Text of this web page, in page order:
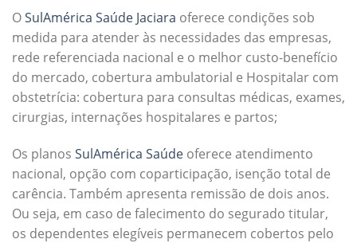
OSulAmérica Saúde Jaciara oferece condições sob
medida para atender às necessidades das empresas,
rede referenciada nacional e o melhor custo-benefício
do mercado, cobertura ambulatorial e Hospitalar com
obstetrícia: cobertura para consultas médicas, exames,
cirurgias, internações hospitalares e partos;
Os planos SulAmérica Saúde oferece atendimento
nacional, opção com coparticipação, isenção total de
carência. Também apresenta remissão de dois anos.
Ou seja, em caso de falecimento do segurado titular,
os dependentes elegíveis permanecem cobertos pelo